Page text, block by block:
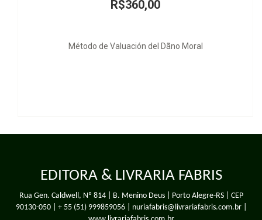
de Valuación del Dãno Moral
EDITORA & LIVRARIA FABRIS
Rua Gen. Caldwell, Nº 814 | B. Menino Deus | Porto Alegre-RS | CEP
90130-050 | + 55 (51) 999859056| nuriafabris@livrariafabris.com.br |